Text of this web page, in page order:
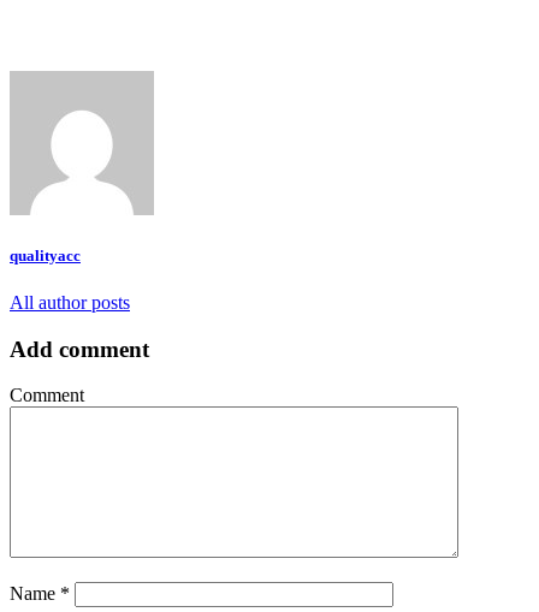
qualityacc
All author posts
Add comment
Comment
Name *